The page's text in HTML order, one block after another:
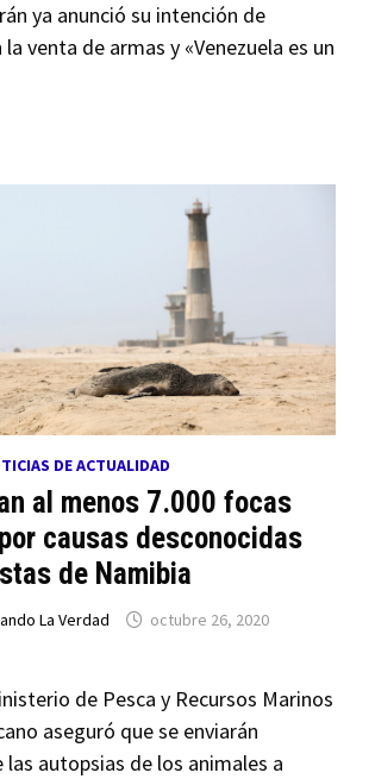
ya anunció su intención de
venta de armas y «Venezuela es un
DE ACTUALIDAD
al menos 7.000 focas
causas desconocidas
de Namibia
La Verdad
octubre 26, 2020
de Pesca y Recursos Marinos
aseguró que se enviarán
las autopsias de los animales a